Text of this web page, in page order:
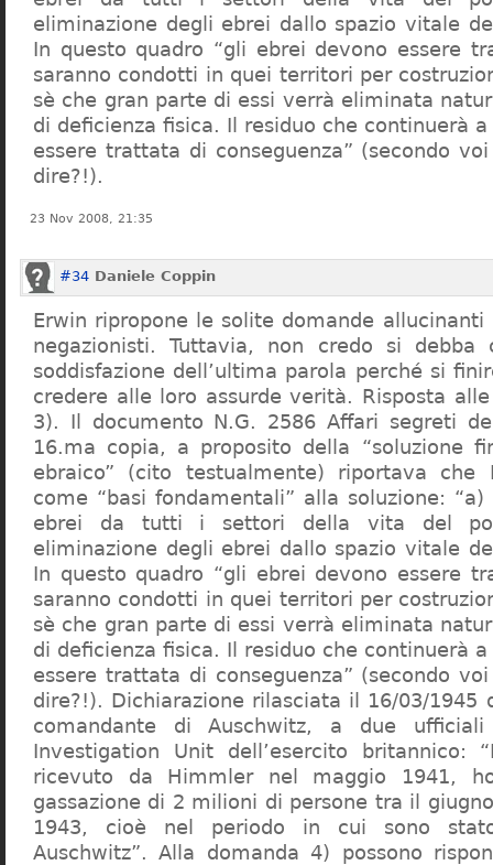
eliminazione degli ebrei dallo spazio vitale
In questo quadro “gli ebrei devono essere
saranno condotti in quei territori per
sè che gran parte di essi verrà eliminata
di deficienza fisica. Il residuo che continuerà
essere trattata di conseguenza” (secondo
dire?!).
23 Nov 2008, 21:35
#34 Daniele Coppin
Erwin ripropone le solite domande
negazionisti. Tuttavia, non credo si debba
soddisfazione dell’ultima parola perché si
credere alle loro assurde verità. Risposta
3). Il documento N.G. 2586 Affari segreti
16.ma copia, a proposito della “soluzione
ebraico” (cito testualmente) riportava che
come “basi fondamentali” alla soluzione:
ebrei da tutti i settori della vita del
eliminazione degli ebrei dallo spazio vitale
In questo quadro “gli ebrei devono essere
saranno condotti in quei territori per
sè che gran parte di essi verrà eliminata
di deficienza fisica. Il residuo che continuerà
essere trattata di conseguenza” (secondo
dire?!). Dichiarazione rilasciata il 16/03/1945
comandante di Auschwitz, a due
Investigation Unit dell’esercito britannico:
ricevuto da Himmler nel maggio 1941,
gassazione di 2 milioni di persone tra il
1943, cioè nel periodo in cui sono
Auschwitz”. Alla domanda 4) possono